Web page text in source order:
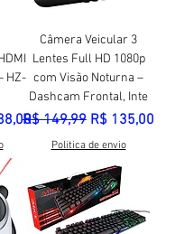
HZ-
promocional
Câmera Veicular 3
Lentes Full HD 1080p
com Visão Noturna –
Dashcam Frontal, Inte
Preço normal
R$ 149,99 Preço
R$ 135,00
Politica de envio